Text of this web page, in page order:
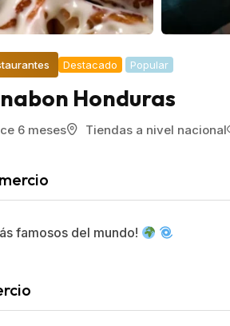
Destacado Popular
Honduras
6 meses Tiendas a nivel nacional
famosos del mundo!